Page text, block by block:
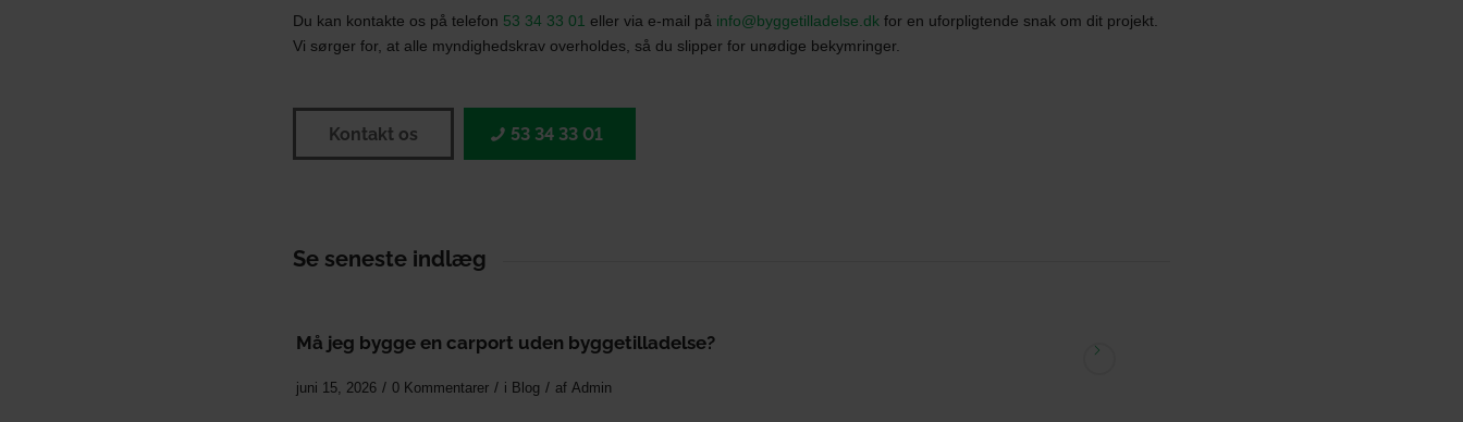
Du kan kontakte os på telefon 53 34 33 01 eller via e-mail på info@byggetilladelse.dkfor en uforpligtende snak om dit projekt.
Vi sørger for, at alle myndighedskrav overholdes, så du slipper for unødige bekymringer.
Kontakt os 53 34 33 01
Se seneste indlæg
Må jeg bygge en carport uden byggetilladelse?
juni 15, 2026 / 0 Kommentarer / i Blog / af Admin